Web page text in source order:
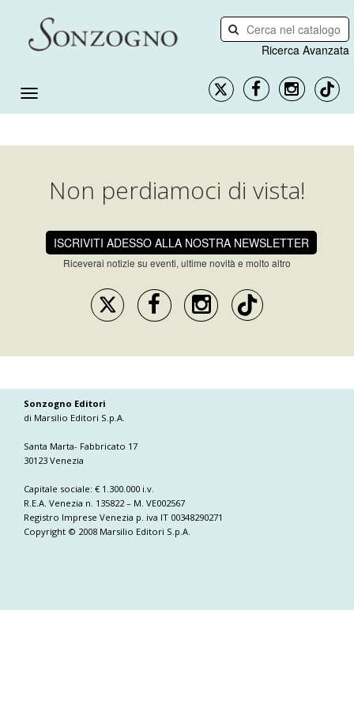
Ricerca Avanzata
Non perdiamoci di vista!
ISCRIVITI ADESSO ALLA NOSTRA NEWSLETTER
Riceverai notizie su eventi, ultime novità e molto altro
Sonzogno Editori
di Marsilio Editori S.p.A.
Santa Marta- Fabbricato 17
30123 Venezia
Capitale sociale: € 1.300.000 i.v.
R.E.A. Venezia n. 135822 – M. VE002567
Registro Imprese Venezia p. iva IT 00348290271
Copyright © 2008 Marsilio Editori S.p.A.